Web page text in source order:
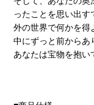
ったことを思い出す
外の世界で何かを得
中にずっと前からあ
あなたは宝物を抱い